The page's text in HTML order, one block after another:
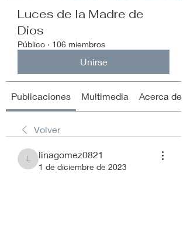
Luces de la Madre de
Dios
Público · 106 miembros
Unirse
Publicaciones Multimedia Acerca de
Volver
linagomez0821
linagomez0821
1 de diciembre de 2023